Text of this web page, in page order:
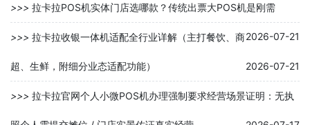
>>> 拉卡拉POS机实体门店选哪款？传统出票大POS机是刚需
2026-07-21
>>> 拉卡拉收银一体机适配全行业详解（主打餐饮、商
超、生鲜，附细分业态适配功能） 2026-07-21
>>> 拉卡拉官网个人小微POS机办理强制要求经营场景证明：无执